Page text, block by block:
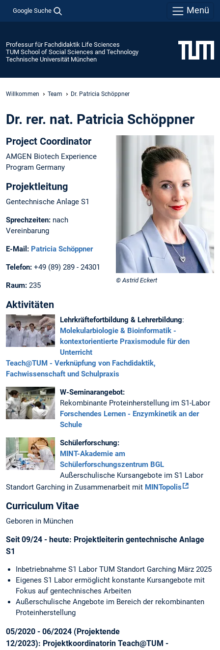
Google Suche Menü
Professur für Fachdidaktik Life Sciences
TUM School of Social Sciences and Technology
Technische Universität München
Willkommen Team Dr. Patricia Schöppner
Dr. rer. nat. Patricia Schöppner
© Astrid Eckert
Project Coordinator
AMGEN Biotech Experience
Program Germany
Projektleitung
Gentechnische Anlage S1
Sprechzeiten: nach
Vereinbarung
E-Mail: Patricia Schöppner
Telefon: +49 (89) 289 - 24301
Raum: 235
Aktivitäten
Lehrkräftefortbildung & Lehrerbildung:
Molekularbiologie & Bioinformatik -
kontextorientierte Praxismodule für den
Unterricht
Teach@TUM - Verknüpfung von Fachdidaktik,
Fachwissenschaft und Schulpraxis
W-Seminarangebot:
Rekombinante Proteinherstellung im S1-Labor
Forschendes Lernen - Enzymkinetik an der
Schule
Schülerforschung:
MINT-Akademie am
Schülerforschungszentrum BGL
Außerschulische Kursangebote im S1 Labor
Standort Garching in Zusammenarbeit mit MINTopolis
Curriculum Vitae
Geboren in München
Seit 09/24 - heute: Projektleiterin gentechnische Anlage
S1
Inbetriebnahme S1 Labor TUM Standort Garching März 2025
Eigenes S1 Labor ermöglicht konstante Kursangebote mit
Fokus auf gentechnisches Arbeiten
Außerschulische Angebote im Bereich der rekombinanten
Proteinherstellung
05/2020 - 06/2024 (Projektende
12/2023): Projektkoordinatorin Teach@TUM -